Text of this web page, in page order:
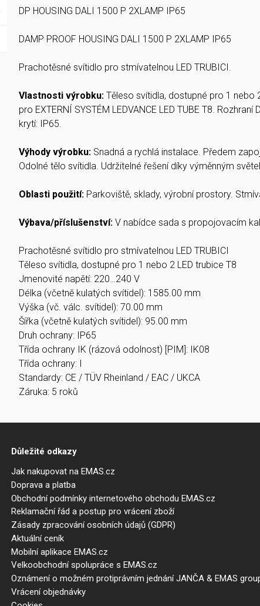
DP HOUSING DALI 1500 P 2XLAMP IP65
DAMP PROOF HOUSING DALI 1500 P 2XLAMP IP65
Prachotěsné svítidlo pro stmívatelnou LED TRUBICI.
Vlastnosti výrobku: Těleso svítidla, dostupné pro 1 nebo
pro EXTERNÍ SYSTÉM LEDVANCE LED TUBE T8.
krytí: IP65.
Výhody výrobku: Snadná a rychlá instalace. Předem
Odolné tělo svítidla. Udržitelné řešení díky výměnným
Oblasti použití: Parkoviště, sklady, výrobní prostory.
Výbava/příslušenství: V nabídce sada s propojovacím
Prachotěsné svítidlo pro stmívatelnou LED TRUBICI
Těleso svítidla, dostupné pro 1 nebo 2 LED trubice T8
Jmenovité napětí: 220…240 V
Délka (včetně kulatých svítidel): 1585.00 mm
Výška (vč. válc. svítidel): 70.00 mm
Šířka (včetně kulatých svítidel): 95.00 mm
Druh ochrany: IP65
Třída ochrany IK (rázová odolnost) [PIM]: IK08
Třída ochrany: I
Standardy: CE / TÜV Rheinland / EAC / UKCA
Záruka: 5 roků
Důležité odkazy
Jak nakupovat na EMAS.cz
Doprava a platba
Obchodní podmínky internetového obchodu EMAS.cz
Reklamační řád a postup pro vrácení zboží
Zásady zpracování osobních údajů (GDPR)
Aktuální ceník
Mobilní aplikace EMAS.cz
Velkoobchodní spolupráce s EMAS.cz
Oznámení o možném protiprávním jednání JANČA & EMAS
Vrácení objednávky